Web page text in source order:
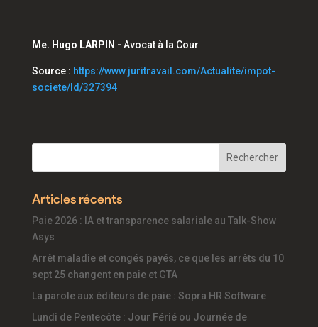
Me. Hugo LARPIN - Avocat à la Cour
Source : https://www.juritravail.com/Actualite/impot-
societe/Id/327394
Articles récents
Paie 2026 : IA et transparence salariale au Talk-Show
Asys
Arrêt maladie et congés payés, ce que les arrêts du 10
sept 25 changent en paie et GTA
La parole aux éditeurs de paie : Sopra HR Software
Lundi de Pentecôte : Jour Férié ou Journée de